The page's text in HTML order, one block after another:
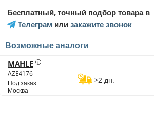
Бесплатный, точный подбор товара в
Телеграм или закажите звонок
Возможные аналоги
MAHLE
AZE4176
Под заказ
Москва
>2 дн.